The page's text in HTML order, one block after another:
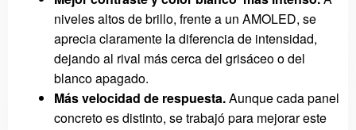
niveles altos de brillo, frente a un AMOLED, se
aprecia claramente la diferencia de intensidad,
dejando al rival más cerca del grisáceo o del
blanco apagado.
Más velocidad de respuesta.Aunque cada panel
concreto es distinto, se trabajó para mejorar este